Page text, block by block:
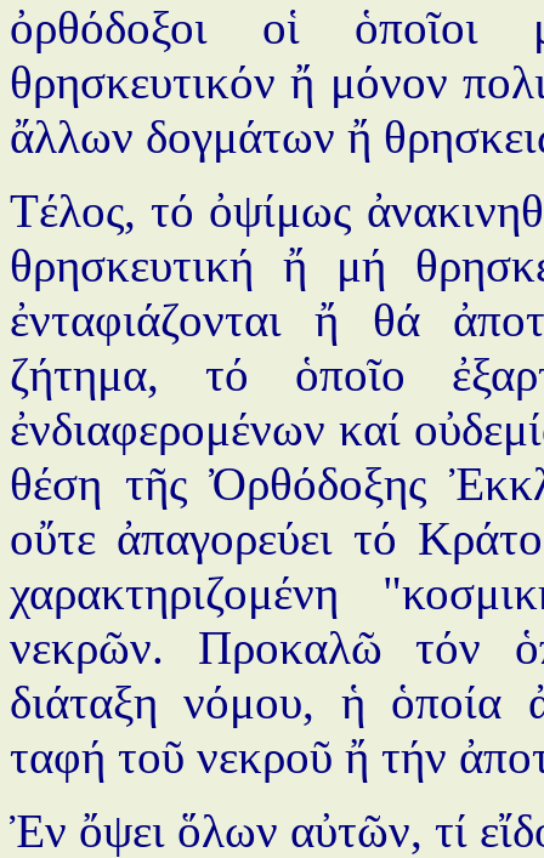
ὀρθόδοξοι οἱ
θρησκευτικόν ἤ μόνον
ἄλλων δογμάτων ἤ
Τέλος, τό ὀψίμως
θρησκευτική ἤ μή
ἐνταφιάζονται ἤ θά
ζήτημα, τό ὁποῖο
ἐνδιαφερομένων καί
θέση τῆς Ὀρθόδοξης
οὔτε ἀπαγορεύει τό
χαρακτηριζομένη
νεκρῶν. Προκαλῶ τόν
διάταξη νόμου, ἡ ὁποία
ταφή τοῦ νεκροῦ ἤ τήν
Ἐν ὄψει ὅλων αὐτῶν, τί